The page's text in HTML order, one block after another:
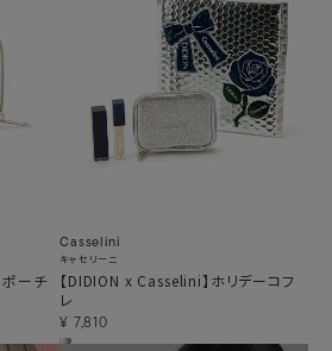
ポーチ
Casselini
キャセリーニ
【DIDION x Casselini】ホリデーコフ
レ
¥ 7,810